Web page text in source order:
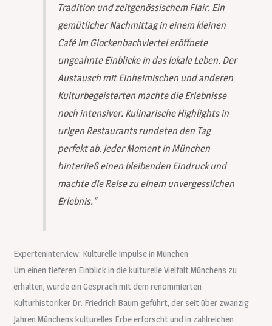
Tradition und zeitgenössischem Flair. Ein
gemütlicher Nachmittag in einem kleinen
Café im Glockenbachviertel eröffnete
ungeahnte Einblicke in das lokale Leben. Der
Austausch mit Einheimischen und anderen
Kulturbegeisterten machte die Erlebnisse
noch intensiver. Kulinarische Highlights in
urigen Restaurants rundeten den Tag
perfekt ab. Jeder Moment in München
hinterließ einen bleibenden Eindruck und
machte die Reise zu einem unvergesslichen
Erlebnis.“
Experteninterview: Kulturelle Impulse in München
Um einen tieferen Einblick in die kulturelle Vielfalt Münchens zu
erhalten, wurde ein Gespräch mit dem renommierten
Kulturhistoriker Dr. Friedrich Baum geführt, der seit über zwanzig
Jahren Münchens kulturelles Erbe erforscht und in zahlreichen